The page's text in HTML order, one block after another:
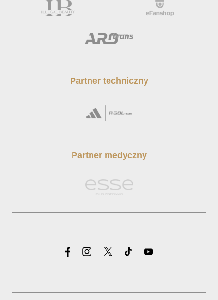
Partner techniczny
Partner medyczny